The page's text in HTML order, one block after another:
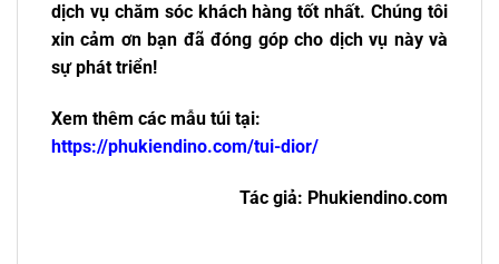
dịch vụ chăm sóc khách hàng tốt nhất. Chúng tôi
xin cảm ơn bạn đã đóng góp cho dịch vụ này và
sự phát triển!
Xem thêm các mẫu túi tại:
https://phukiendino.com/tui-dior/
Tác giả: Phukiendino.com